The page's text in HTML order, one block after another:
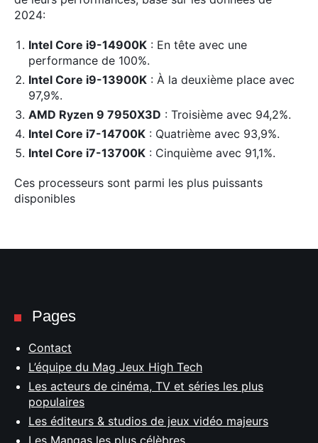
2024:
Intel Core i9-14900K : En tête avec une
performance de 100%.
Intel Core i9-13900K : À la deuxième place avec
97,9%.
AMD Ryzen 9 7950X3D : Troisième avec 94,2%.
Intel Core i7-14700K : Quatrième avec 93,9%.
Intel Core i7-13700K : Cinquième avec 91,1%.
Ces processeurs sont parmi les plus puissants
disponibles
Pages
Contact
L’équipe du Mag Jeux High Tech
Les acteurs de cinéma, TV et séries les plus
populaires
Les éditeurs & studios de jeux vidéo majeurs
Les Mangas les plus célèbres